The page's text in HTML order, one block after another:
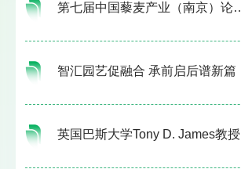
第七届中国藜麦产业（南京）论坛暨长三角藜麦产业联盟成立大会成功举办
智汇园艺促融合 承前启后谱新篇 ——2025年全国农科院系统园艺科技与产业发展战略研讨会在京召开
英国巴斯大学Tony D. James教授来我院进行学术交流